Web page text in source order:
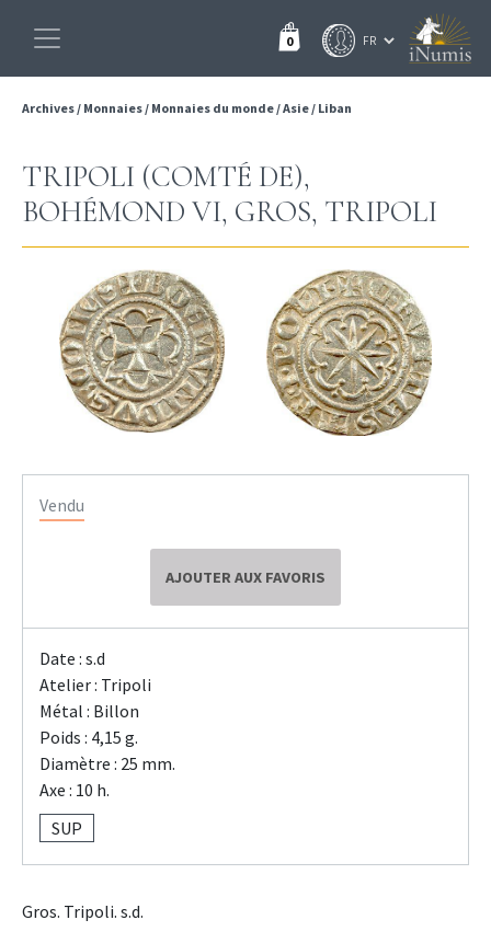
0
Archives/ Monnaies/ Monnaies du monde/Asie/ Liban
TRIPOLI (COMTÉ DE),
BOHÉMOND VI, GROS, TRIPOLI
Vendu
AJOUTER AUX FAVORIS
Date : s.d
Atelier : Tripoli
Métal : Billon
Poids : 4,15 g.
Diamètre : 25 mm.
Axe : 10 h.
SUP
Gros. Tripoli. s.d.